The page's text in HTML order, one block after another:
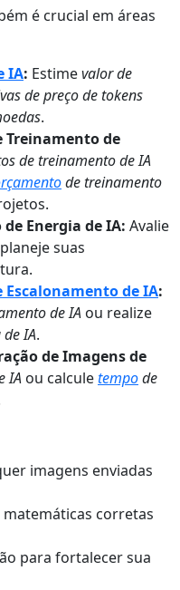
é crucial em áreas
IA: Estimevalor de
de preço de tokens
.
Treinamento de
de treinamento de IA
de treinamento
Energia de IA: Avalie
suas
Escalonamento de IA:
de IA ou realize
IA.
de Imagens de
IA ou calculetempode
imagens enviadas
corretas
para fortalecer sua